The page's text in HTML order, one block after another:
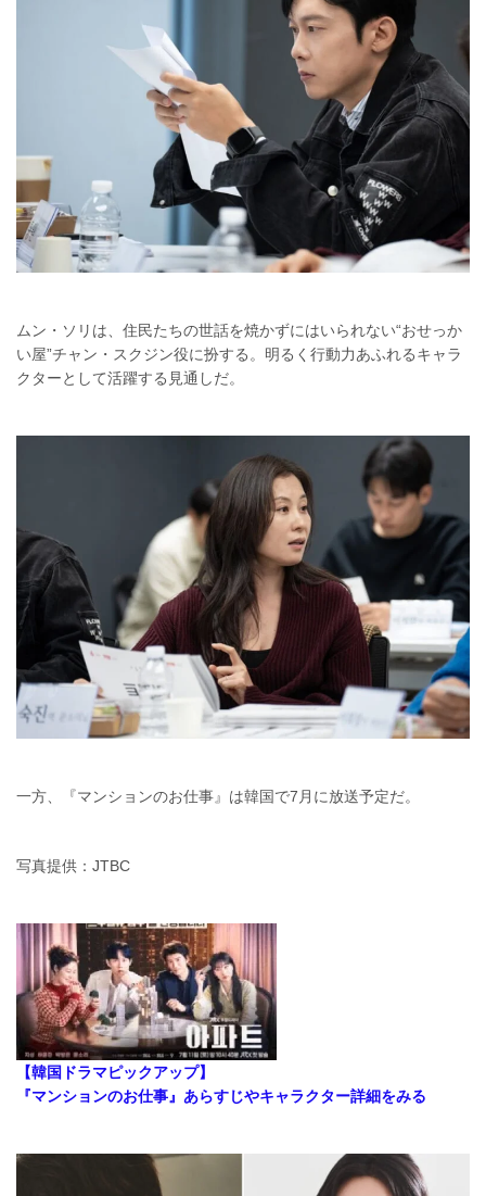
ムン・ソリは、住民たちの世話を焼かずにはいられない“おせっか
い屋”チャン・スクジン役に扮する。明るく行動力あふれるキャラ
クターとして活躍する見通しだ。
一方、『マンションのお仕事』は韓国で7月に放送予定だ。
写真提供：JTBC
【韓国ドラマピックアップ】
『マンションのお仕事』あらすじやキャラクター詳細をみる